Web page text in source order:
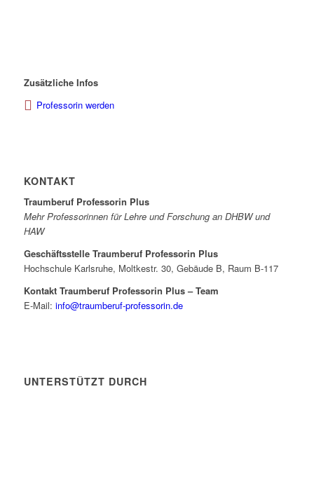
Zusätzliche Infos
Professorin werden
KONTAKT
Traumberuf Professorin Plus
Mehr Professorinnen für Lehre und Forschung an DHBW und
HAW
Geschäftsstelle Traumberuf Professorin Plus
Hochschule Karlsruhe, Moltkestr. 30, Gebäude B, Raum B-117
Kontakt Traumberuf Professorin Plus – Team
E-Mail: info@traumberuf-professorin.de
UNTERSTÜTZT DURCH